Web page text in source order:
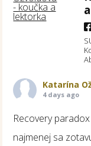
Katarína
4 days ago
Recovery
najmenej sa